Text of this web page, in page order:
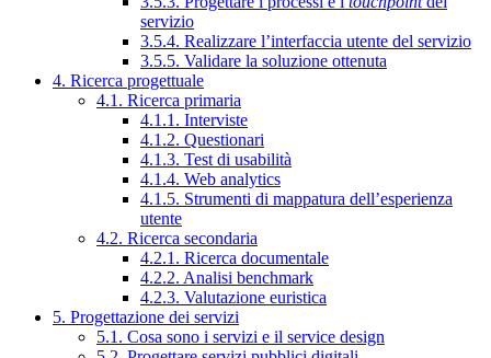
servizio
3.5.4. Realizzare l’interfaccia utente del servizio
3.5.5. Validare la soluzione ottenuta
4. Ricerca progettuale
4.1. Ricerca primaria
4.1.1. Interviste
4.1.2. Questionari
4.1.3. Test di usabilità
4.1.4. Web analytics
4.1.5. Strumenti di mappatura dell’esperienza
utente
4.2. Ricerca secondaria
4.2.1. Ricerca documentale
4.2.2. Analisi benchmark
4.2.3. Valutazione euristica
5. Progettazione dei servizi
5.1. Cosa sono i servizi e il service design